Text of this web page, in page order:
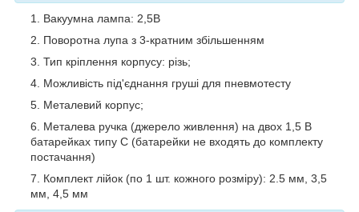
Вакуумна лампа: 2,5В
Поворотна лупа з 3-кратним збільшенням
Тип кріплення корпусу: різь;
Можливість під'єднання груші для пневмотесту
Металевий корпус;
Металева ручка (джерело живлення) на двох 1,5 В
батарейках типу C (батарейки не входять до комплекту
постачання)
Комплект лійок (по 1 шт. кожного розміру): 2.5 мм, 3,5
мм, 4,5 мм